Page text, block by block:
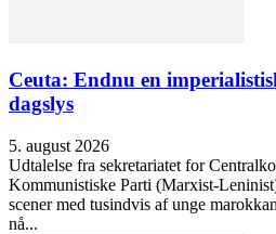
Ceuta: Endnu en
dagslys
5. august 2026
Udtalelse fra sekretariatet for
Kommunistiske Parti (Marxist-
scener med tusindvis af unge
nå...